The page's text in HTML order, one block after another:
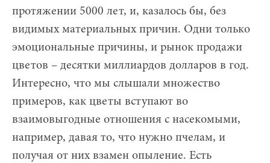
протяжении 5000 лет, и, казалось бы, без
видимых материальных причин. Одни только
эмоциональные причины, и рынок продажи
цветов – десятки миллиардов долларов в год.
Интересно, что мы слышали множество
примеров, как цветы вступают во
взаимовыгодные отношения с насекомыми,
например, давая то, что нужно пчелам, и
получая от них взамен опыление. Есть